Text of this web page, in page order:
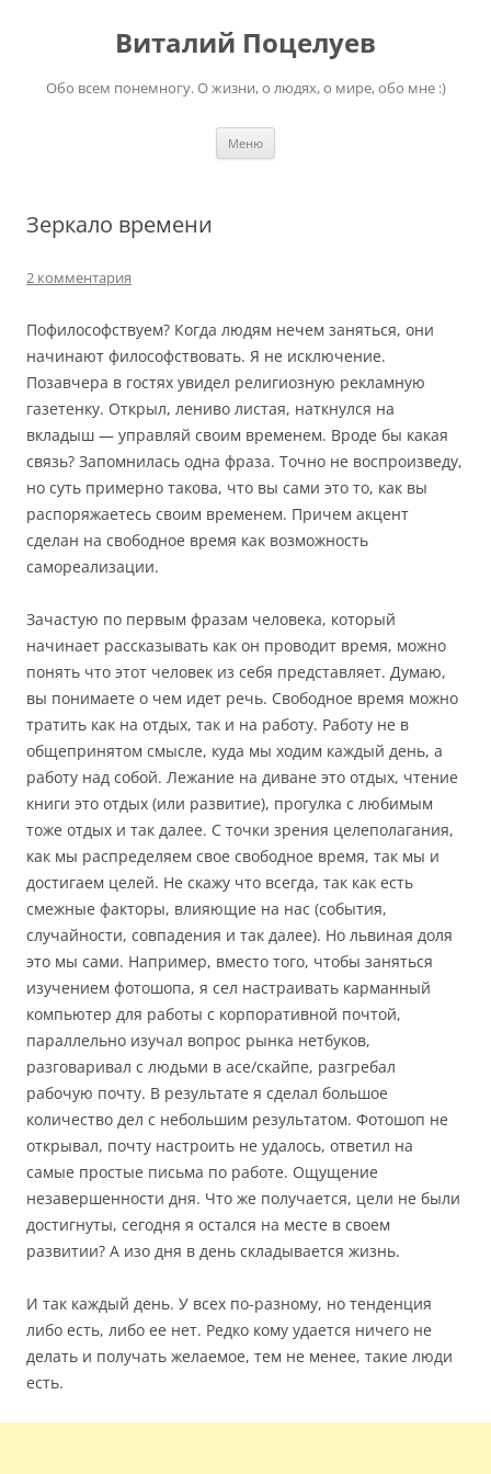
содержимомуВиталий Поцелуев
Обо всем понемногу. О жизни, о людях, о мире, обо мне :)
Меню
Зеркало времени
2 комментария
Пофилософствуем? Когда людям нечем заняться, они
начинают философствовать. Я не исключение.
Позавчера в гостях увидел религиозную рекламную
газетенку. Открыл, лениво листая, наткнулся на
вкладыш — управляй своим временем. Вроде бы какая
связь? Запомнилась одна фраза. Точно не воспроизведу,
но суть примерно такова, что вы сами это то, как вы
распоряжаетесь своим временем. Причем акцент
сделан на свободное время как возможность
самореализации.
Зачастую по первым фразам человека, который
начинает рассказывать как он проводит время, можно
понять что этот человек из себя представляет. Думаю,
вы понимаете о чем идет речь. Свободное время можно
тратить как на отдых, так и на работу. Работу не в
общепринятом смысле, куда мы ходим каждый день, а
работу над собой. Лежание на диване это отдых, чтение
книги это отдых (или развитие), прогулка с любимым
тоже отдых и так далее. С точки зрения целеполагания,
как мы распределяем свое свободное время, так мы и
достигаем целей. Не скажу что всегда, так как есть
смежные факторы, влияющие на нас (события,
случайности, совпадения и так далее). Но львиная доля
это мы сами. Например, вместо того, чтобы заняться
изучением фотошопа, я сел настраивать карманный
компьютер для работы с корпоративной почтой,
параллельно изучал вопрос рынка нетбуков,
разговаривал с людьми в асе/скайпе, разгребал
рабочую почту. В результате я сделал большое
количество дел с небольшим результатом. Фотошоп не
открывал, почту настроить не удалось, ответил на
самые простые письма по работе. Ощущение
незавершенности дня. Что же получается, цели не были
достигнуты, сегодня я остался на месте в своем
развитии? А изо дня в день складывается жизнь.
И так каждый день. У всех по-разному, но тенденция
либо есть, либо ее нет. Редко кому удается ничего не
делать и получать желаемое, тем не менее, такие люди
есть.